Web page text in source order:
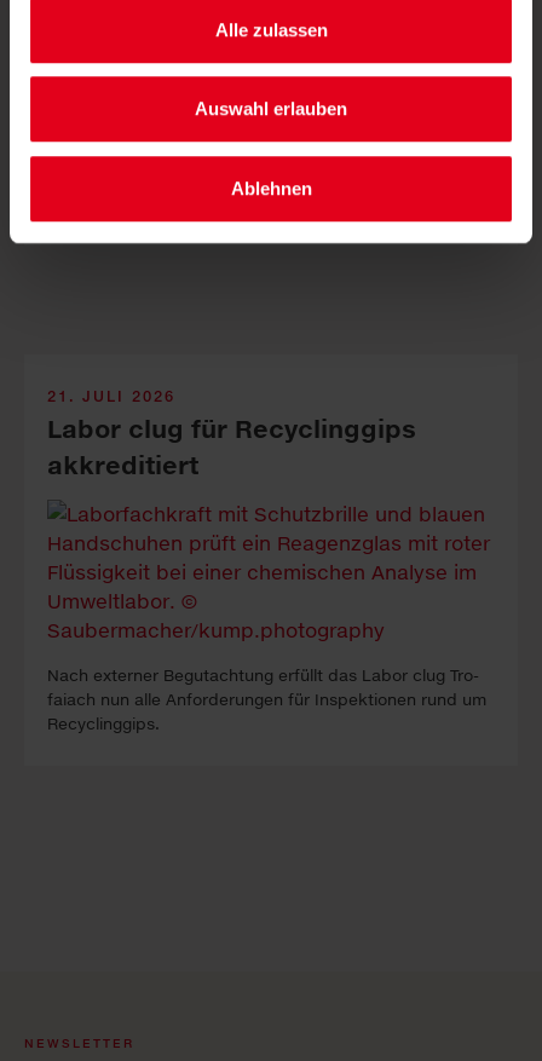
Alle zulassen
Auswahl erlauben
Ablehnen
LKH-Univ. Kli­ni­kum Graz, Sauber­macher-Out­sour­cing
und Odilien-In­stitut ver­binden Nach­haltig­keit mit ge­
21. JULI 2026
Labor clug für Recyclinggips
akkreditiert
Nach ex­ter­ner Be­gutacht­ung erfüllt das La­bor clug Tro­
faiach nun alle An­forder­ung­en für In­spekt­ion­en rund um
Re­cyc­ling­gips.
NEWSLETTER